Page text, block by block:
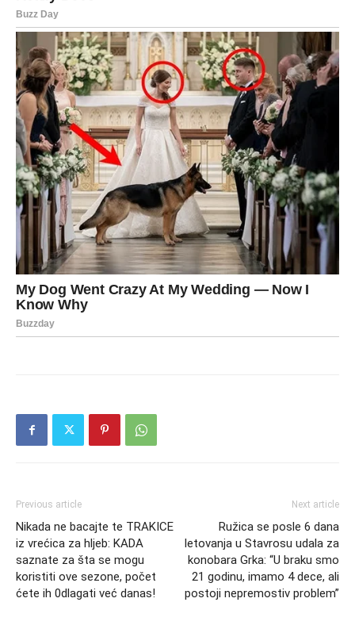
Previous article
Nikada ne bacajte te TRAKICE
iz vrećica za hljeb: KADA
saznate za šta se mogu
koristiti ove sezone, počet
ćete ih 0dlagati već danas!
Next article
Ružica se posle 6 dana
letovanja u Stavrosu udala za
konobara Grka: “U braku smo
21 godinu, imamo 4 dece, ali
postoji nepremostiv problem”